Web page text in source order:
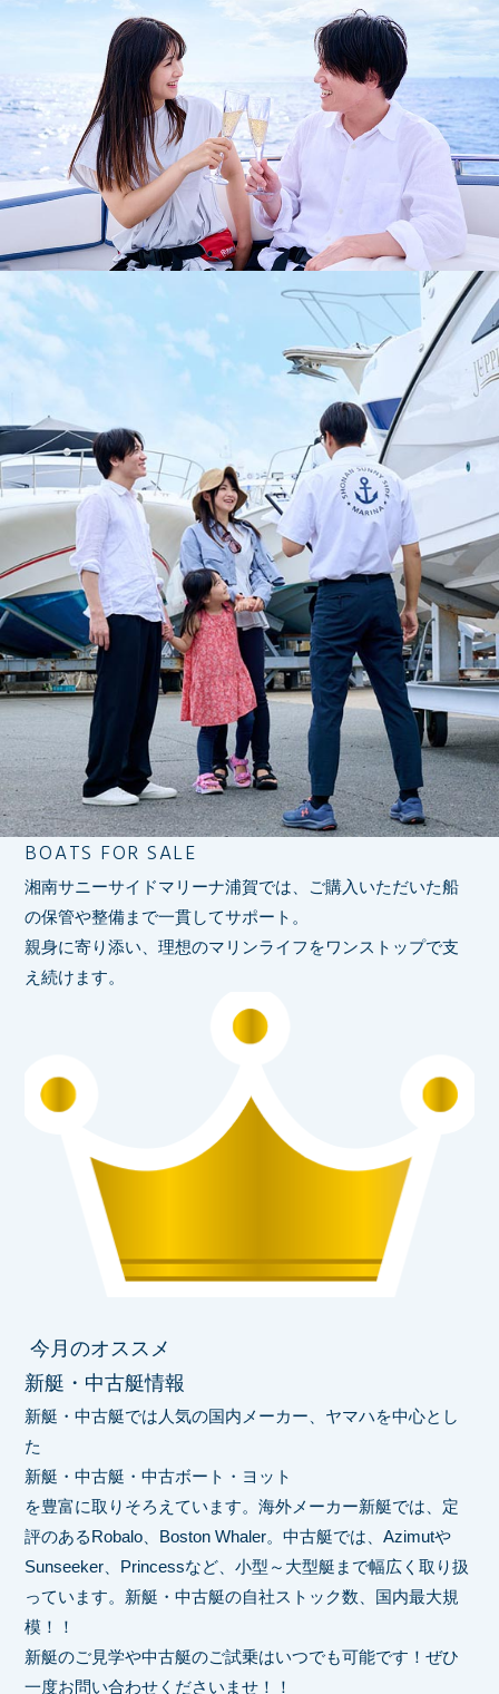
BOATS FOR SALE
湘南サニーサイドマリーナ浦賀では、ご購入いただいた船
の保管や整備まで一貫してサポート。
親身に寄り添い、理想のマリンライフをワンストップで支
え続けます。
今月のオススメ
新艇・中古艇情報
新艇・中古艇では人気の国内メーカー、ヤマハを中心とし
た
新艇・中古艇・中古ボート・ヨット
を豊富に取りそろえています。海外メーカー新艇では、定
評のあるRobalo、Boston Whaler。中古艇では、Azimutや
Sunseeker、Princessなど、小型～大型艇まで幅広く取り扱
っています。新艇・中古艇の自社ストック数、国内最大規
模！！
新艇のご見学や中古艇のご試乗はいつでも可能です！ぜひ
一度お問い合わせくださいませ！！